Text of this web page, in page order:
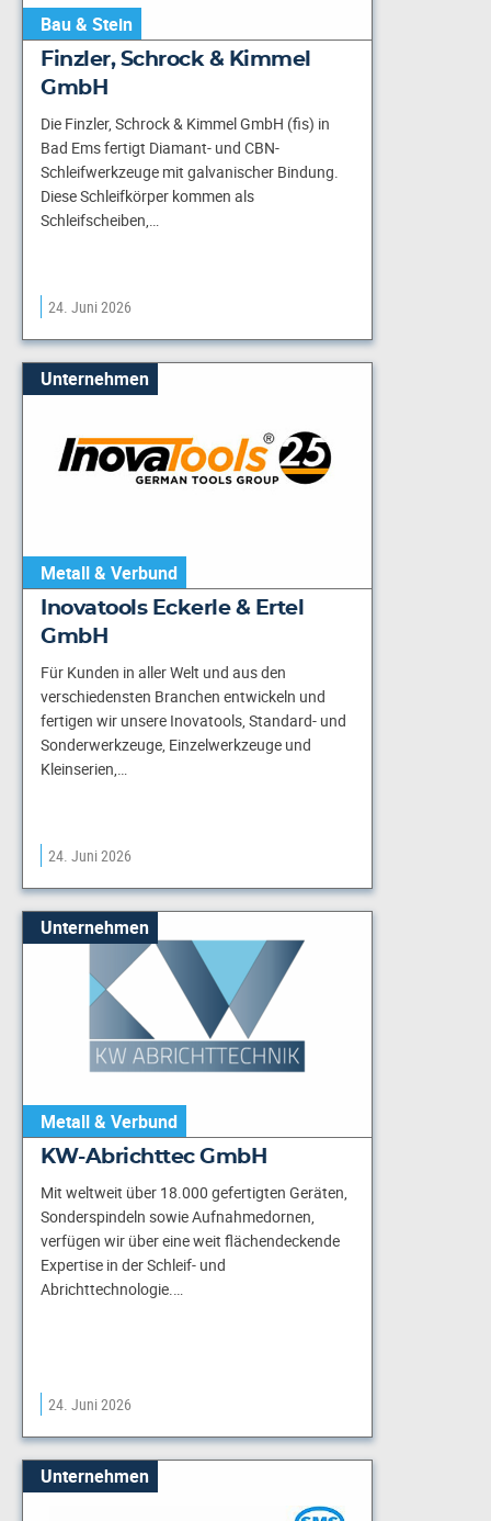
Bau & Stein
Finzler, Schrock & Kimmel
GmbH
Die Finzler, Schrock & Kimmel GmbH (fis) in
Bad Ems fertigt Diamant- und CBN-
Schleifwerkzeuge mit galvanischer Bindung.
Diese Schleifkörper kommen als
Schleifscheiben,…
24. Juni 2026
Unternehmen
Metall & Verbund
Inovatools Eckerle & Ertel
GmbH
Für Kunden in aller Welt und aus den
verschiedensten Branchen entwickeln und
fertigen wir unsere Inovatools, Standard- und
Sonderwerkzeuge, Einzelwerkzeuge und
Kleinserien,…
24. Juni 2026
Unternehmen
Metall & Verbund
KW-Abrichttec GmbH
Mit weltweit über 18.000 gefertigten Geräten,
Sonderspindeln sowie Aufnahmedornen,
verfügen wir über eine weit flächendeckende
Expertise in der Schleif- und
Abrichttechnologie.…
24. Juni 2026
Unternehmen